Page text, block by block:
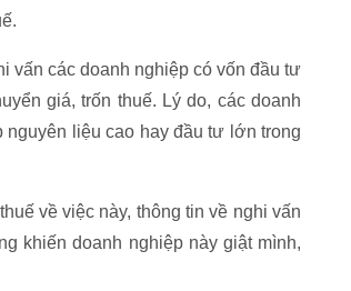
vấn các doanh nghiệp có vốn đầu tư
giá, trốn thuế. Lý do, các doanh
liệu cao hay đầu tư lớn trong
về việc này, thông tin về nghi vấn
khiến doanh nghiệp này giật mình,